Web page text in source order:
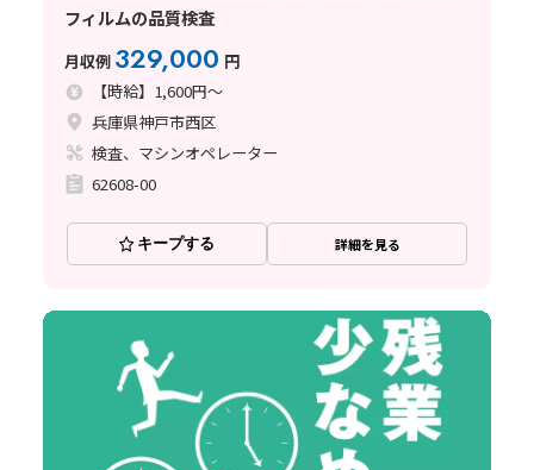
フィルムの品質検査
月収例 329,000 円
【時給】1,600円～
兵庫県神戸市西区
検査、マシンオペレーター
62608-00
キープする 詳細を見る